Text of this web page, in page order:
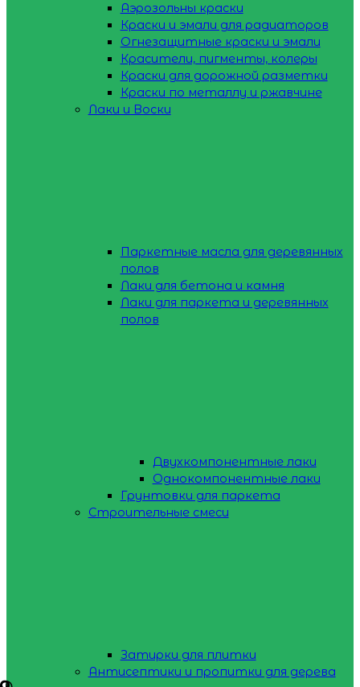
Аэрозольны краски
Краски и эмали для радиаторов
Огнезащитные краски и эмали
Красители, пигменты, колеры
Краски для дорожной разметки
Краски по металлу и ржавчине
Лаки и Воски
Паркетные масла для деревянных
полов
Лаки для бетона и камня
Лаки для паркета и деревянных
полов
Двухкомпонентные лаки
Однокомпонентные лаки
Грунтовки для паркета
Строительные смеси
Затирки для плитки
Антисептики и пропитки для дерева